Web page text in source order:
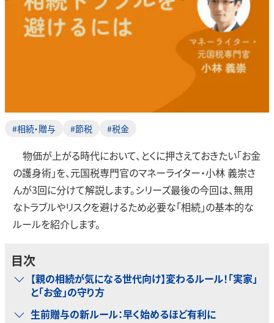
#相続・贈与 #節税 #税金
物価が上がる時代において、とくに押さえておきたい「お金
の護身術」を、元国税専門官のマネーライター・小林 義崇さ
んが3回に分けて解説します。シリーズ最後の今回は、無用
なトラブルやリスクを避けるため必要な「相続」の基本的な
ルールを紹介します。
目次
【親の相続が気になる世代向け】変わるルール！「実家」
と「お金」の守り方
生前贈与の新ルール：早く始めるほど有利に